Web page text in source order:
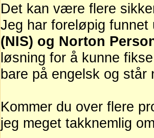
Det kan være flere
Jeg har foreløpig
(NIS) og Norton
løsning for å kunne
bare på engelsk og står
Kommer du over flere
jeg meget takknemlig